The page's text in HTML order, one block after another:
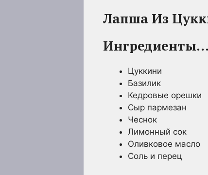
Лапша Из
Ингредиенты…
Цуккини
Базилик
Кедровые орешки
Сыр пармезан
Чеснок
Лимонный сок
Оливковое масло
Соль и перец